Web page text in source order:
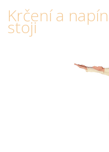
Krčení a
stoji